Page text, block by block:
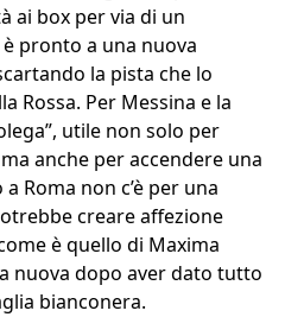
ai box per via di un
pronto a una nuova
la pista che lo
Rossa. Per Messina e la
utile non solo per
anche per accendere una
Roma non c’è per una
creare affezione
è quello di Maxima
nuova dopo aver dato tutto
bianconera.